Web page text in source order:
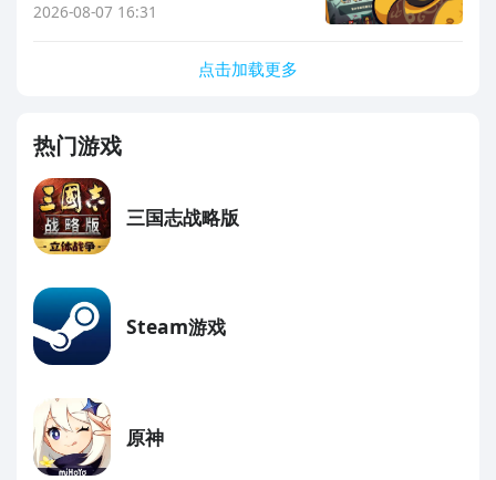
2026-08-07 16:31
点击加载更多
热门游戏
三国志战略版
Steam游戏
原神